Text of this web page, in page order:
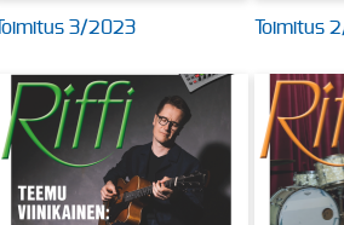
Toimitus 3/2023 Toimitus